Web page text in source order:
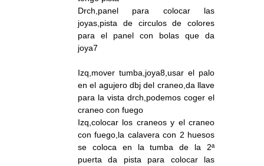
Drch,panel para colocar las
joyas,pista de circulos de colores
para el panel con bolas que da
joya7
Izq,mover tumba,joya8,usar el palo
en el agujero dbj del craneo,da llave
para la vista drch,podemos coger el
craneo con fuego
Izq,colocar los craneos y el craneo
con fuego,la calavera con 2 huesos
se coloca en la tumba de la 2ª
puerta da pista para colocar las